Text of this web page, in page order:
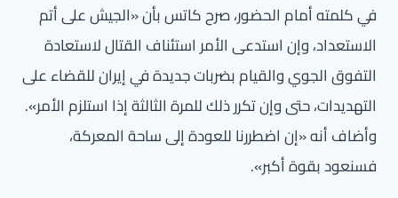
في كلمته أمام الحضور، صرح كاتس بأن «الجيش على أتم
الاستعداد، وإن استدعى الأمر استئناف القتال لاستعادة
التفوق الجوي والقيام بضربات جديدة في إيران للقضاء على
التهديدات، حتى وإن تكرر ذلك للمرة الثالثة إذا استلزم الأمر».
وأضاف أنه «إن اضطررنا للعودة إلى ساحة المعركة،
فسنعود بقوة أكبر».